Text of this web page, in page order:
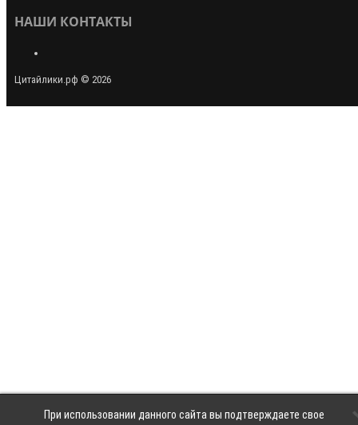
При использовании данного сайта вы подтверждаете свое
НАШИ КОНТАКТЫ
Цитайлики.рф © 2026